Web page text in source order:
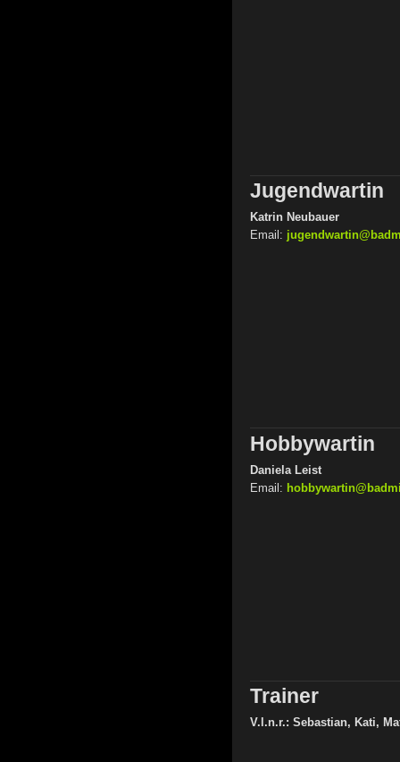
Jugendwartin
Katrin Neubauer
Email:
Hobbywartin
Daniela Leist
Email:
Trainer
V.l.n.r.: Sebastian, Kati,